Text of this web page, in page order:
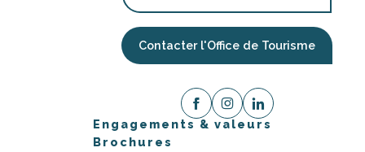
Contacter l'Office de Tourisme
Engagements & valeurs
Brochures